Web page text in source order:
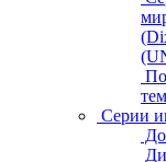
По
Серии